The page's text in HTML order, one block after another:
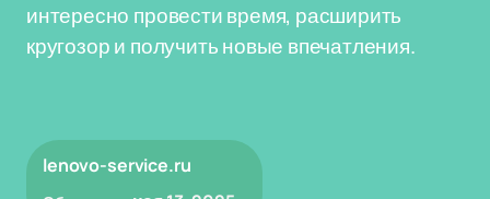
интересно провести время, расширить
кругозор и получить новые впечатления.
lenovo-service.ru